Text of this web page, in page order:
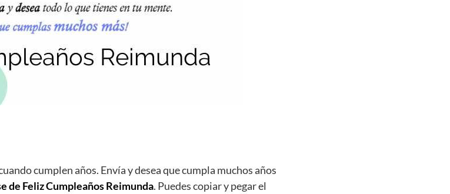
cumplen años. Envía y desea que cumpla muchos años
de Feliz Cumpleaños Reimunda. Puedes copiar y pegar el